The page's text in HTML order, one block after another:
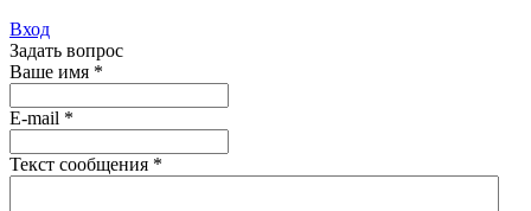
Вход
Задать вопрос
Ваше имя *
E-mail *
Текст сообщения *